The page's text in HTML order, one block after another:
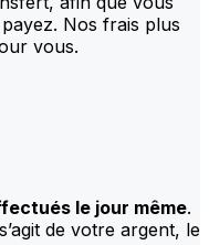
Nos frais plus
vous.
le jour même.
de votre argent, le